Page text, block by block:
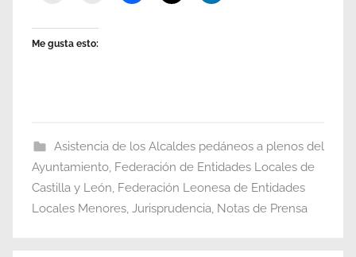
Me gusta esto:
Asistencia de los Alcaldes pedáneos a plenos del
Ayuntamiento, Federación de Entidades Locales de
Castilla y León, Federación Leonesa de Entidades
Locales Menores, Jurisprudencia, Notas de Prensa